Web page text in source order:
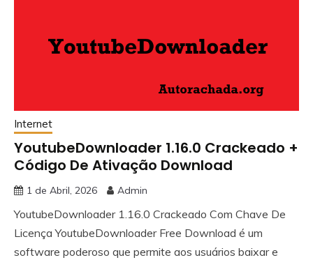
Internet
YoutubeDownloader 1.16.0 Crackeado +
Código De Ativação Download
1 de Abril, 2026 Admin
YoutubeDownloader 1.16.0 Crackeado Com Chave De
Licença YoutubeDownloader Free Download é um
software poderoso que permite aos usuários baixar e